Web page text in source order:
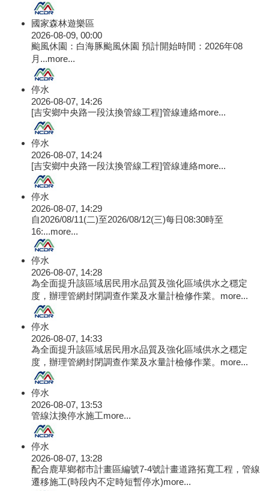
國家森林遊樂區
2026-08-09, 00:00
颱風休園：白海豚颱風休園 預計開始時間：2026年08
月... more...
停水
2026-08-07, 14:26
[吉安鄉中央路一段汰換管線工程]管線連絡more...
停水
2026-08-07, 14:24
[吉安鄉中央路一段汰換管線工程]管線連絡more...
停水
2026-08-07, 14:29
自2026/08/11(二)至2026/08/12(三)每日08:30時至
16:... more...
停水
2026-08-07, 14:28
為全面提升該區域居民用水品質及強化區域供水之穩定
度，辦理管網封閉調查作業及水量計檢修作業。 more...
停水
2026-08-07, 14:33
為全面提升該區域居民用水品質及強化區域供水之穩定
度，辦理管網封閉調查作業及水量計檢修作業。 more...
停水
2026-08-07, 13:53
管線汰換停水施工more...
停水
2026-08-07, 13:28
配合鹿草鄉都市計畫區編號7-4號計畫道路拓寬工程，管線
遷移施工(時段內不定時短暫停水)more...